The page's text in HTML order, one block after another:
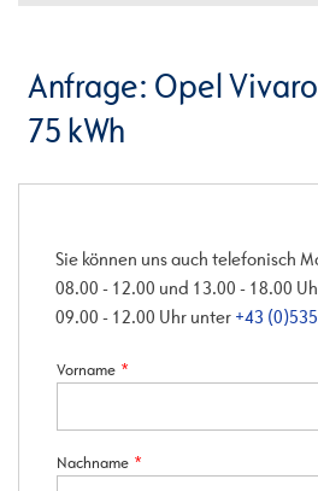
Anfrage: Opel
75 kWh
Sie können uns auch telefonisch
08.00 - 12.00 und 13.00 - 18.00
09.00 - 12.00 Uhr unter +43